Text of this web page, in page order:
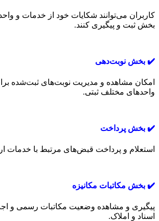
کاربران می‌توانند شکایات خود از خدمات و
بخش ثبت و پیگیری کنند.
✔️ بخش نوبت‌دهی
امکان مشاهده و مدیریت نوبت‌های ثبت‌شده
واحدهای مختلف ثبتی.
✔️ بخش پرداخت
استعلام و پرداخت قبض‌های مرتبط با خدمات
✔️ بخش مکاتبات مکانیزه
پیگیری و مشاهده وضعیت مکاتبات رسمی و
اسناد و املاک.